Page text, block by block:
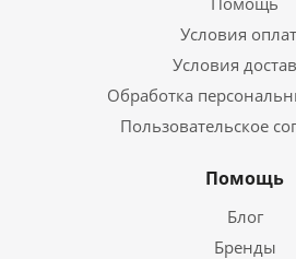
Условия
Условия
Обработка
Пользовательское
Помощь
Блог
Бренды